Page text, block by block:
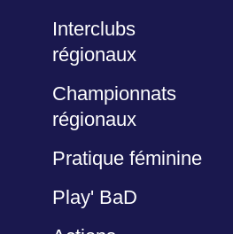
Interclubs
régionaux
Championnats
régionaux
Pratique féminine
Play' BaD